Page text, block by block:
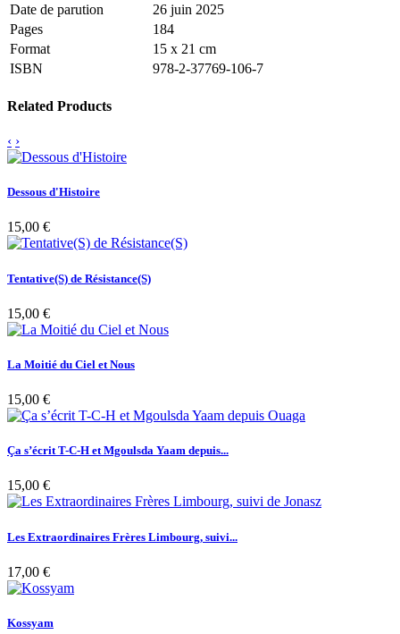
Date de parution
26 juin 2025
Pages
184
Format
15 x 21 cm
ISBN
978-2-37769-106-7
Related Products
‹ ›
Dessous d'Histoire
15,00 €
Tentative(S) de Résistance(S)
15,00 €
La Moitié du Ciel et Nous
15,00 €
Ça s’écrit T-C-H et Mgoulsda Yaam depuis...
15,00 €
Les Extraordinaires Frères Limbourg, suivi...
17,00 €
Kossyam